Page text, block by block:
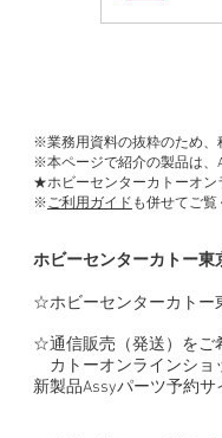
※業務用資料の抜粋のため、
※本ページで紹介の製品は、
★ホビーセンターカトーオン
※ご利用ガイド も併せてご覧
ホビーセンターカトー
☆ホビーセンターカトー
☆通信販売（発送）をご
カトーオンラインショ
新製品Assyパーツ予約